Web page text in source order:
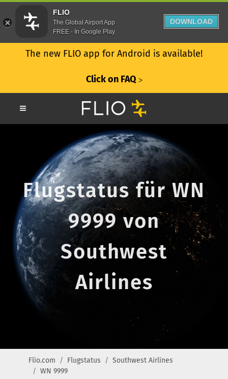
The new FLIO app for Android is available!
Click on FAQ ᐳ
Flugstatus für WN
9999 von
Southwest
Airlines
Flio.com Flugstatus
Southwest Airlines
WN 9999
FLIO
The Global Airport App
FREE - In Google Play
DOWNLOAD